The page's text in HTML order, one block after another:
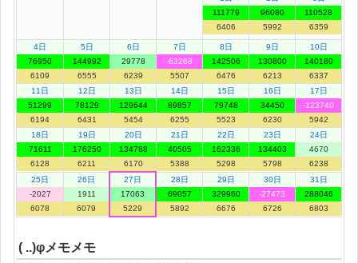
111779
6406
96080
5992
110528
6359
4日
76950
6109
5日
144992
6555
6日
29778
6239
7日
-63268
5507
8日
142506
6476
9日
130800
6213
10日
140180
6337
11日
51299
6194
12日
78129
6431
13日
129644
5454
14日
89857
6255
15日
79748
5523
16日
34450
6230
17日
-123740
5942
18日
71611
6128
19日
176250
6211
20日
134788
6170
21日
40505
5388
22日
162336
5298
23日
134403
5798
24日
4670
6238
25日
-2027
6078
26日
1911
6079
27日
17063
5229
28日
69057
5892
29日
329960
6676
30日
-27473
6726
31日
288046
6803
( ..)φメモメモ